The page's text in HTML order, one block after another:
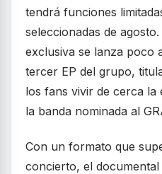
tendrá funciones
seleccionadas de
exclusiva se lanza poco
tercer EP del grupo,
los fans vivir de cerca la
la banda nominada al
Con un formato que
concierto, el